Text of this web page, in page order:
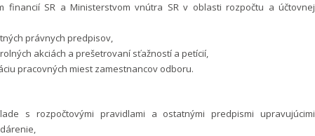
financií SR a Ministerstvom vnútra SR v oblasti rozpočtu a účtovnej
právnych predpisov,
akciách a prešetrovaní sťažností a petícií,
pracovných miest zamestnancov odboru.
s rozpočtovými pravidlami a ostatnými predpismi upravujúcimi